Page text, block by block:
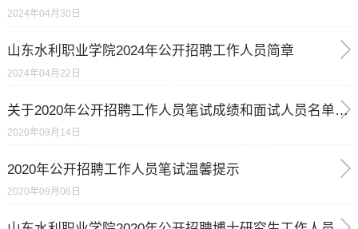
2024年04月30日
山东水利职业学院2024年公开招聘工作人员简章
2024年04月22日
关于2020年公开招聘工作人员笔试成绩和面试人员名单等有关问题的公告
2020年09月14日
2020年公开招聘工作人员笔试温馨提示
2020年09月06日